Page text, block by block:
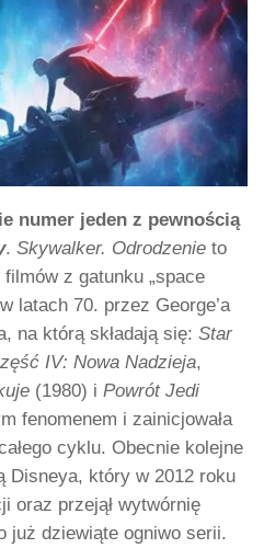
numer jeden z pewnością
. Skywalker. Odrodzenie to
z gatunku „space
latach 70. przez George’a
na którą składają się: Star
IV: Nowa Nadzieja,
(1980) i Powrót Jedi
fenomenem i zainicjowała
cyklu. Obecnie kolejne
Disneya, który w 2012 roku
oraz przejął wytwórnię
już dziewiąte ogniwo serii.